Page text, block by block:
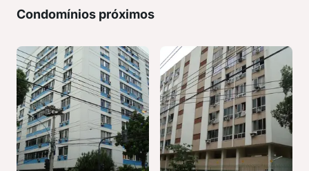
Condomínios próximos